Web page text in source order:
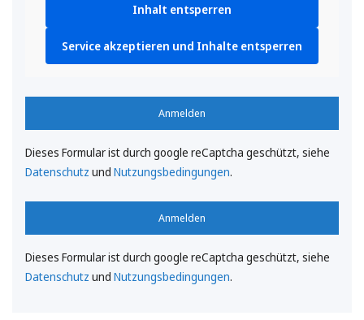
Inhalt entsperren
Service akzeptieren und Inhalte entsperren
Anmelden
Dieses Formular ist durch google reCaptcha geschützt, siehe
Datenschutz und Nutzungsbedingungen.
Anmelden
Dieses Formular ist durch google reCaptcha geschützt, siehe
Datenschutz und Nutzungsbedingungen.